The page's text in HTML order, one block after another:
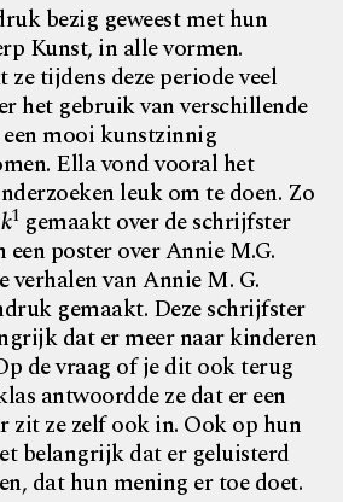
bezig geweest met hun
Kunst, in alle vormen.
tijdens deze periode veel
het gebruik van verschillende
mooi kunstzinnig
Ella vond vooral het
leuk om te doen. Zo
1gemaakt over de schrijfster
poster over Annie M.G.
verhalen van Annie M. G.
gemaakt. Deze schrijfster
dat er meer naar kinderen
de vraag of je dit ook terug
antwoordde ze dat er een
zit ze zelf ook in. Ook op hun
belangrijk dat er geluisterd
dat hun mening er toe doet.